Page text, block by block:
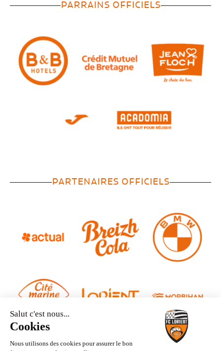
PARRAINS OFFICIELS
PARTENAIRES OFFICIELS